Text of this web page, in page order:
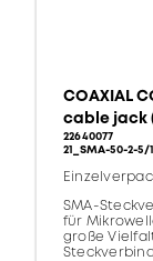
COAXIAL
cable jack
22640077
21_SMA-50-2-5/
SMA-
für
große